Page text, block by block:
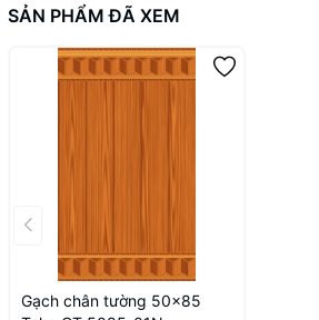
SẢN PHẨM ĐÃ XEM
Gạch chân tường 50x85